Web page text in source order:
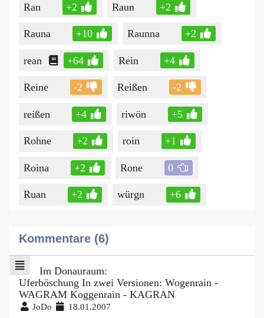
Ran +2 Raun +2
Rauna +10 Raunna +2
rean +64 Rein +4
Reine -2 Reißen -2
reißen +4 riwön +5
Rohne +2 roin +1
Roina +2 Rone 0
Ruan +2 würgn +6
Kommentare (6)
Im Donauraum:
Uferböschung In zwei Versionen: Wogenrain -
WAGRAM Koggenrain - KAGRAN
JoDo 18.01.2007